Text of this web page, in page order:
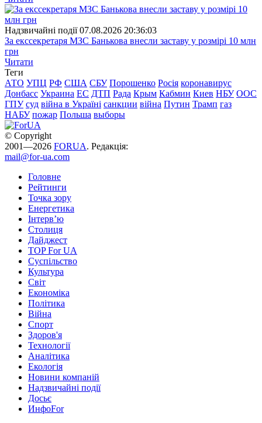
Надзвичайні події 07.08.2026 20:36:03
За екссекретаря МЗС Банькова внесли заставу у розмірі 10 млн
грн
Читати
Теги
АТО УПЦ РФ США СБУ Порошенко Росія коронавирус
Донбасс Украина ЕС ДТП Рада Крым Кабмин Киев НБУ ООС
ГПУ суд війна в Україні санкции війна Путин Трамп газ
НАБУ пожар Польша выборы
© Copyright
2001—2026 FORUA. Редакція:
mail@for-ua.com
Головне
Рейтинги
Точка зору
Енергетика
Інтерв’ю
Столиця
Дайджест
TOP For UA
Суспiльство
Культура
Світ
Економіка
Політика
Війна
Спорт
Здоров'я
Технології
Аналітика
Екологія
Новини компаній
Надзвичайні події
Досьє
ИнфоFor